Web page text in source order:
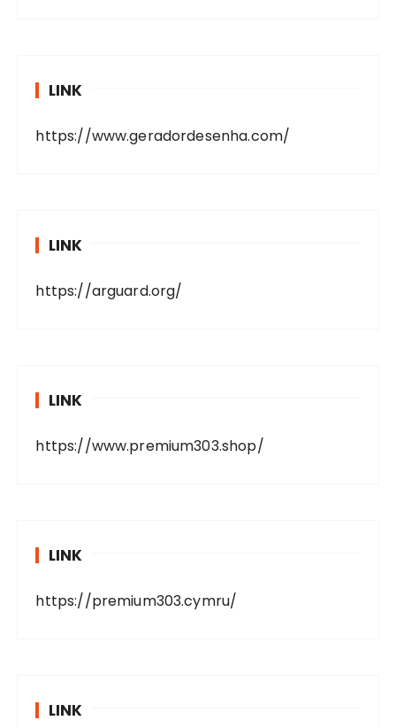
LINK
https://www.geradordesenha.com/
LINK
https://arguard.org/
LINK
https://www.premium303.shop/
LINK
https://premium303.cymru/
LINK